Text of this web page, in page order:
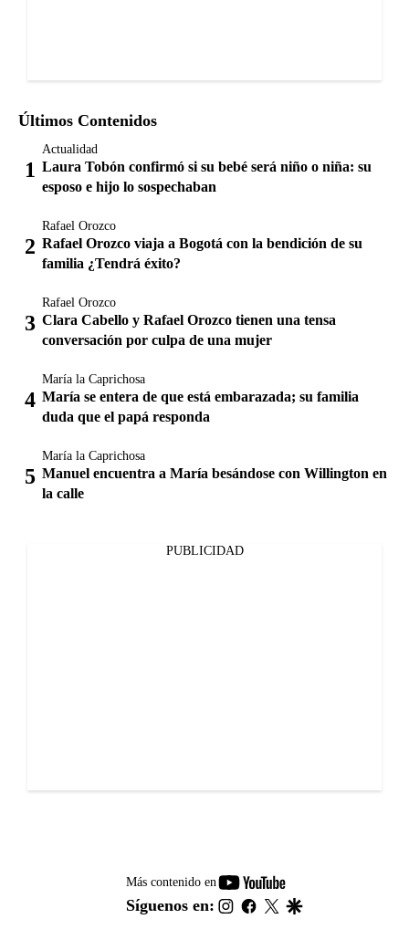
Últimos Contenidos
Actualidad
Laura Tobón confirmó si su bebé será niño o niña: su
esposo e hijo lo sospechaban
Rafael Orozco
Rafael Orozco viaja a Bogotá con la bendición de su
familia ¿Tendrá éxito?
Rafael Orozco
Clara Cabello y Rafael Orozco tienen una tensa
conversación por culpa de una mujer
María la Caprichosa
María se entera de que está embarazada; su familia
duda que el papá responda
María la Caprichosa
Manuel encuentra a María besándose con Willington en
la calle
PUBLICIDAD
Más contenido en
youtube-
footer
Síguenos en: instagram
facebook
twitter